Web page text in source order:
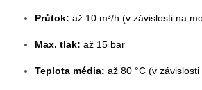
Průtok: až 10 m³/h (v závislosti na
Max. tlak: až 15 bar
Teplota média: až 80 °C (v